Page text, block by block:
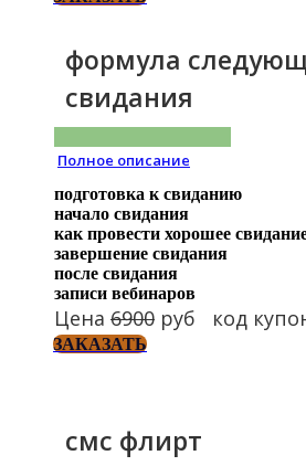
формула
свидания
Полное описание
подготовка к свиданию
начало свидания
как провести хорошее
завершение свидания
после свидания
записи вебинаров
Цена 6900 руб код
ЗАКАЗАТЬ
смс флирт